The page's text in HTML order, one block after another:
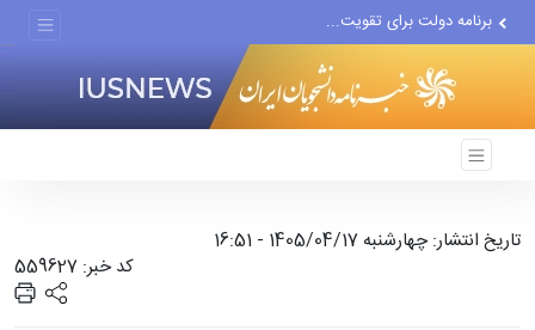
برنامه دولت برای تقویت...
رژیم صهیونیستی بزرگ‌ترین...
دور جدید مذاکرات با اسرائیل...
تاریخ انتشار: چهارشنبه 1405/04/17 - 16:51
کد خبر: 559627